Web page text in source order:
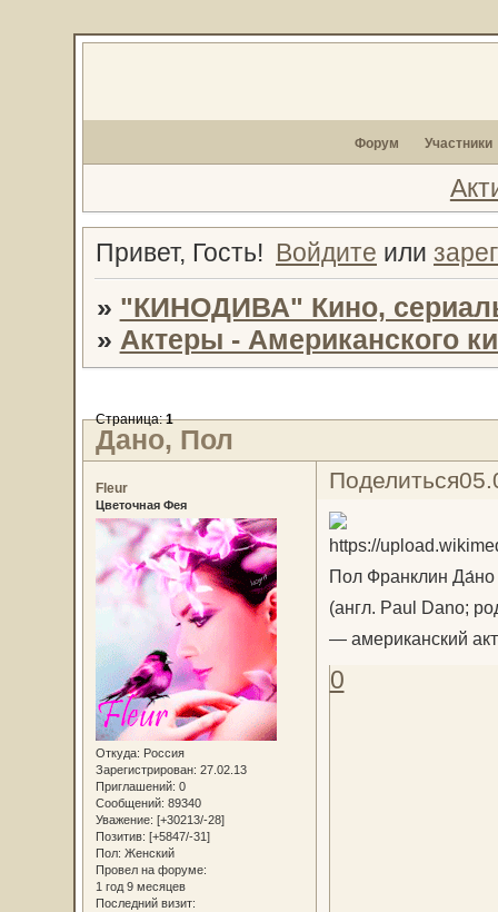
Форум Участники
Привет, Гость! Войдите или
» "КИНОДИВА" Кино,
» Актеры - Американского
Дано, Пол
Страница:1
Поделиться
Fleur
Цветочная Фея
Откуда: Россия
Зарегистрирован: 27.02.13
Приглашений: 0
Сообщений: 89340
Уважение: [+30213/-28]
Позитив: [+5847/-31]
Пол: Женский
Провел на форуме:
1 год 9 месяцев
Последний визит:
Пол Франклин Да́но
(англ. Paul Dano;
— американский
0